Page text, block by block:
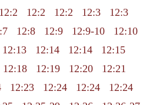
12:2 12:2 12:2 12:3
12:3
12:8 12:9 12:9-10
12:10
12:13 12:14 12:14
12:15
12:18 12:19 12:20
12:21
12:23 12:24 12:24
12:24